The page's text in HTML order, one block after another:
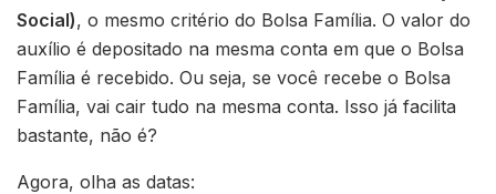
Social), o mesmo critério do Bolsa Família. O valor do
auxílio é depositado na mesma conta em que o Bolsa
Família é recebido. Ou seja, se você recebe o Bolsa
Família, vai cair tudo na mesma conta. Isso já facilita
bastante, não é?
Agora, olha as datas: